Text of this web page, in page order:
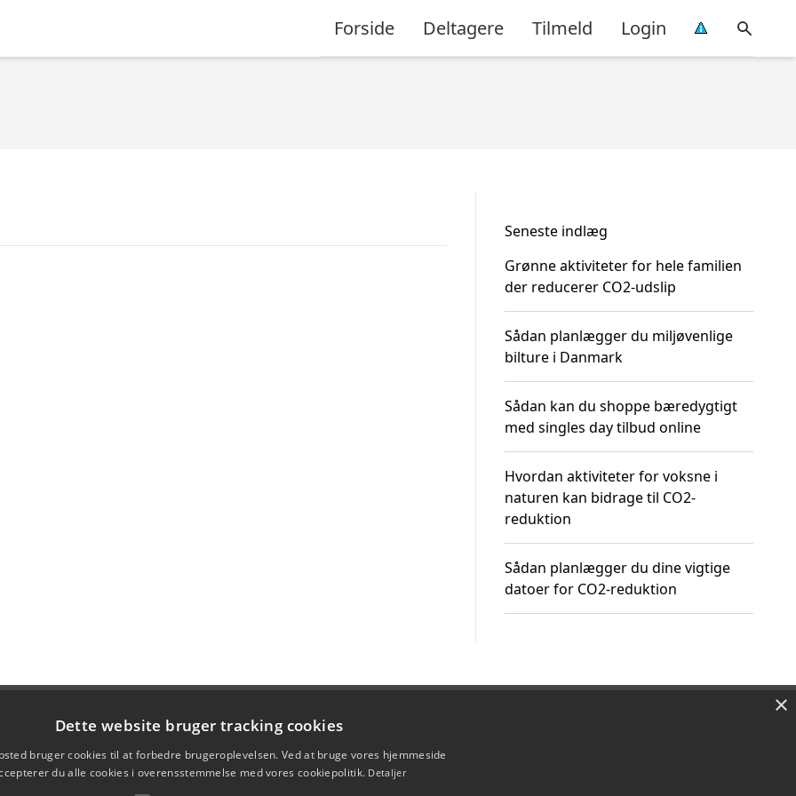
Forside Deltagere Tilmeld Login
Seneste indlæg
Grønne aktiviteter for hele familien
der reducerer CO2-udslip
Sådan planlægger du miljøvenlige
bilture i Danmark
Sådan kan du shoppe bæredygtigt
med singles day tilbud online
Hvordan aktiviteter for voksne i
naturen kan bidrage til CO2-
reduktion
Sådan planlægger du dine vigtige
datoer for CO2-reduktion
×
Dette website bruger tracking cookies
bruger cookies til at forbedre brugeroplevelsen. Ved at bruge vores hjemmeside
du alle cookies i overensstemmelse med vores cookiepolitik. Detaljer